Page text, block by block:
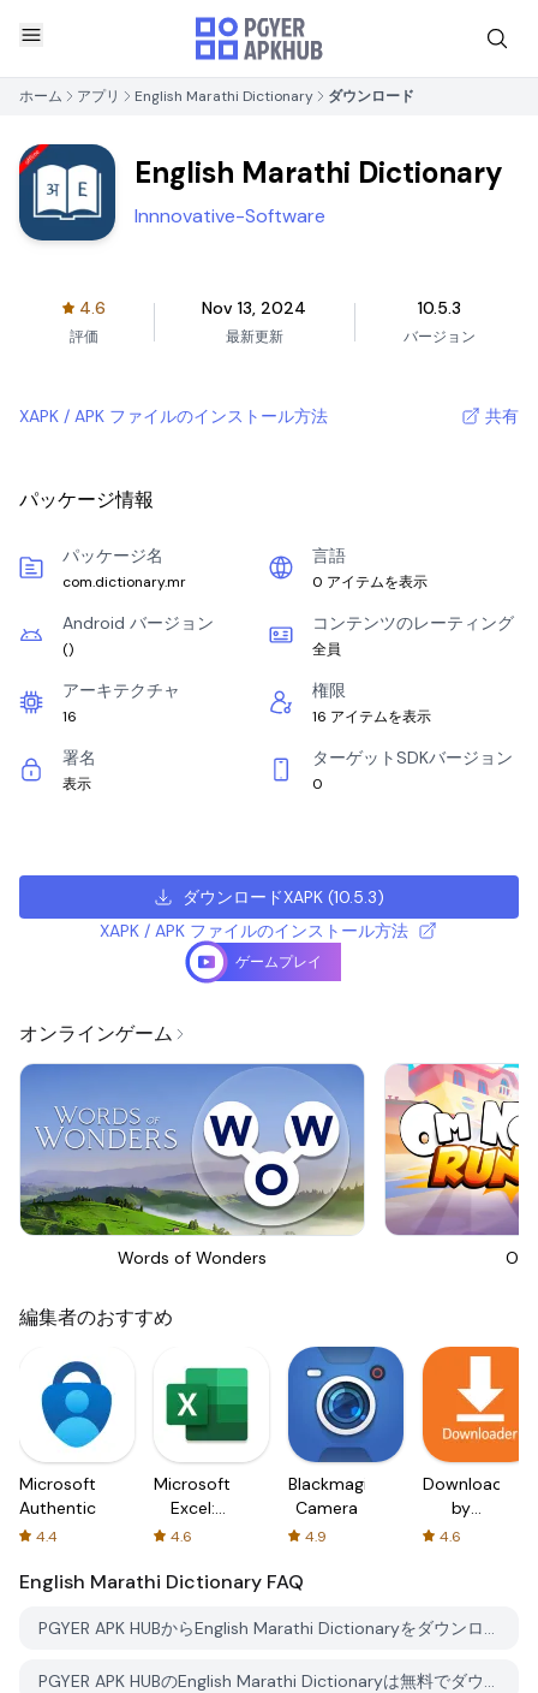
ホーム アプリ English Marathi Dictionary ダウンロード
English Marathi Dictionary
Innnovative-Software
4.6
評価
Nov 13, 2024
最新更新
10.5.3
バージョン
XAPK / APK ファイルのインストール方法 共有
パッケージ情報
パッケージ名
com.dictionary.mr
言語
0 アイテムを表示
Android バージョン
()
コンテンツのレーティング
全員
アーキテクチャ
16
権限
16 アイテムを表示
署名
表示
ターゲットSDKバージョン
0
ダウンロードXAPK(10.5.3)
XAPK / APK ファイルのインストール方法
ゲームプレイ
オンラインゲーム
Words of Wonders Om
編集者のおすすめ
Microsoft
Authenticator
4.4
Microsoft
Excel:
Spreadsheets
4.6
Blackmagic
Camera
4.9
Downloader
by
AFTVnews
4.6
English Marathi Dictionary FAQ
PGYER APK HUBからEnglish Marathi Dictionaryをダウンロードする方法は？
PGYER APK HUBのEnglish Marathi Dictionaryは無料でダウンロードできますか？